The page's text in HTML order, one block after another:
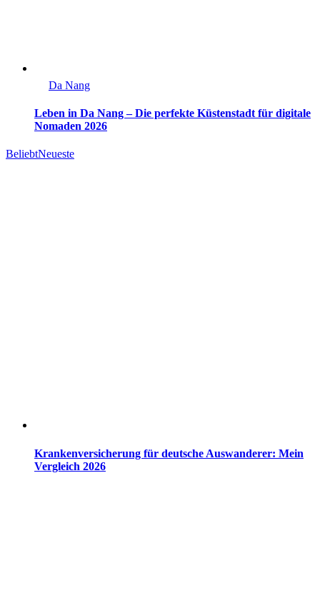
Da Nang
Leben in Da Nang – Die perfekte Küstenstadt für digitale
Nomaden 2026
BeliebtNeueste
Krankenversicherung für deutsche Auswanderer: Mein
Vergleich 2026